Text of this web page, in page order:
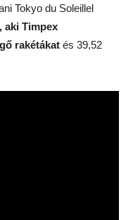
Tokyo du Soleillel
aki Timpex
rakétákat és 39,52